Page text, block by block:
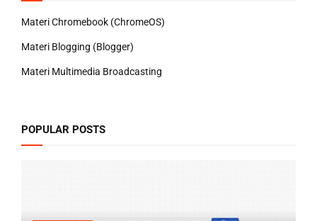
Materi Chromebook (ChromeOS)
Materi Blogging (Blogger)
Materi Multimedia Broadcasting
POPULAR POSTS